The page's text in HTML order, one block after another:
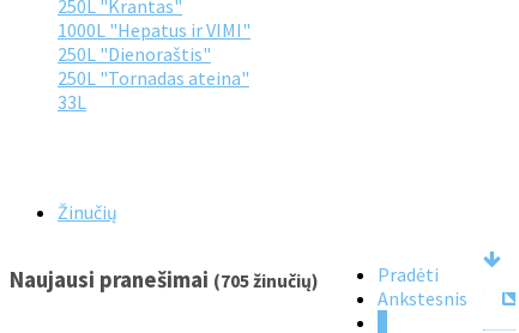
250L "Krantas"
1000L "Hepatus ir VIMI"
250L "Dienoraštis"
250L "Tornadas ateina"
33L
Žinučių
Naujausi pranešimai (705 žinučių)
Pradėti
Ankstesnis